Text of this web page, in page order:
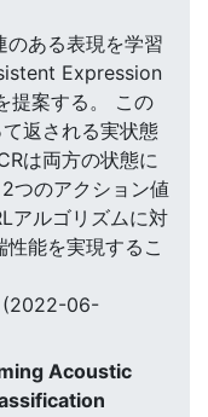
のある表現を学習
Expression
提案する。 この
返される実状態
は両方の状態に
つのアクション値
アルゴリズムに対
性能を実現するこ
(2022-06-
Acoustic